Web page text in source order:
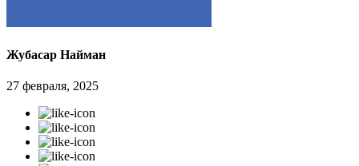
Жубасар Найман
27 февраля, 2025